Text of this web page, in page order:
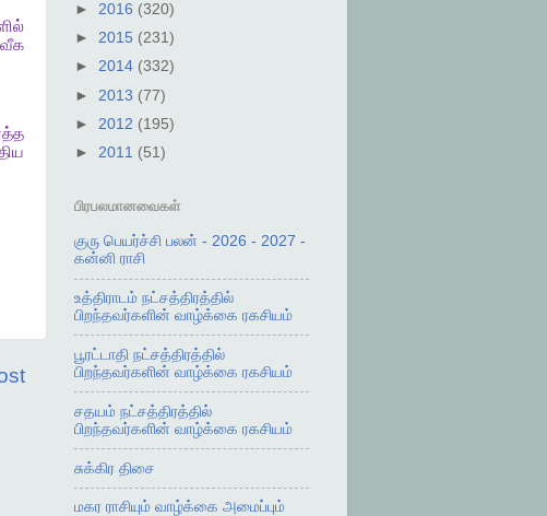
► 2016 (320)
► 2015 (231)
► 2014 (332)
► 2013 (77)
► 2012 (195)
► 2011 (51)
பிரபலமானவைகள்
குரு பெயர்ச்சி பலன் - 2026 - 2027 -
கன்னி ராசி
உத்திராடம் நட்சத்திரத்தில்
பிறந்தவர்களின் வாழ்க்கை ரகசியம்
பூரட்டாதி நட்சத்திரத்தில்
பிறந்தவர்களின் வாழ்க்கை ரகசியம்
சதயம் நட்சத்திரத்தில்
பிறந்தவர்களின் வாழ்க்கை ரகசியம்
சுக்கிர திசை
மகர ராசியும் வாழ்க்கை அமைப்பும்